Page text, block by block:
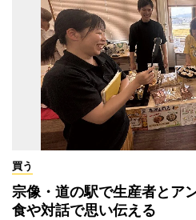
買う
宗像・道の駅で生産者と
食や対話で思い伝える